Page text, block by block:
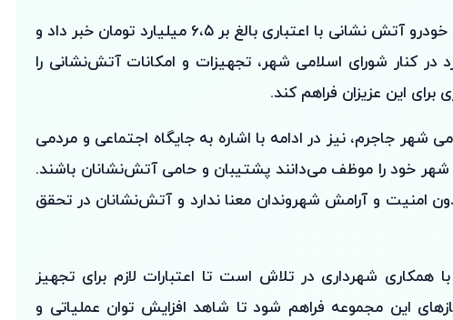
حمید حسین نیا در ادامه از خرید خودرو آتش نشانی با اعتباری بالغ بر ۶،۵ میلیارد تومان خبر داد و
کنار شورای اسلامی شهر، تجهیزات و امکانات آتش‌نشانی را
برای این عزیزان فراهم کند.
شهر جاجرم، نیز در ادامه با اشاره به جایگاه اجتماعی و مردمی
خود را موظف می‌دانند پشتیبان و حامی آتش‌نشانان باشند.
امنیت و آرامش شهروندان معنا ندارد و آتش‌نشانان در تحقق
همکاری شهرداری در تلاش است تا اعتبارات لازم برای تجهیز
این مجموعه فراهم شود تا شاهد افزایش توان عملیاتی و